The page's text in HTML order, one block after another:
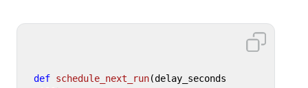
def schedule_next_run(delay_seconds